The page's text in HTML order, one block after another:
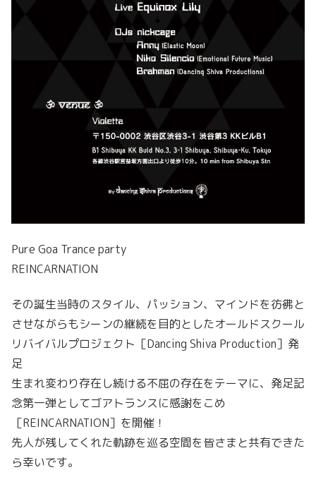
Pure Goa Trance party
REINCARNATION
その誕生当時のスタイル、パッション、マインドを彷彿と
させながらもシーンの継続を目的としたオールドスクール
リバイバルプロジェクト［Dancing Shiva Production］発
足
生まれ変わり存在し続ける不屈の存在をテーマに、発足記
念第一弾としてゴアトランスに感謝をこめ
［REINCARNATION］を開催！
先人が残してくれた軌跡を巡る空間を皆さまと共有できた
ら幸いです。